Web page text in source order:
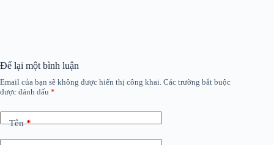
Để lại một bình luận
Email của bạn sẽ không được hiển thị công khai. Các trường bắt buộc
được đánh dấu *
Tên*